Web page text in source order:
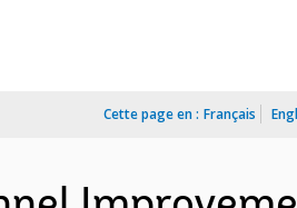
Cette page en : Français